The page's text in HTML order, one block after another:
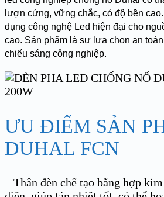
lượn cứng, vững chắc, có độ bền
dụng công nghệ Led hiện đại cho
cao. Sản phẩm là sự lựa chọn an
chiếu sáng công nghiệp.
ƯU ĐIỂM SẢN
DUHAL FCN
– Thân đèn chế tạo bằng hợp